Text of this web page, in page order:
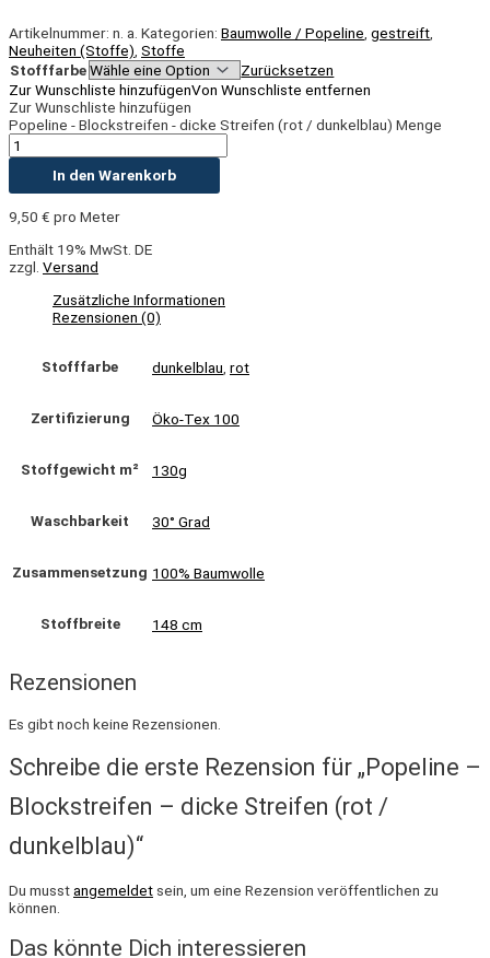
Artikelnummer: n. a. Kategorien: Baumwolle / Popeline gestreift
Neuheiten (Stoffe) Stoffe
Stofffarbe
Zurücksetzen
Zur Wunschliste hinzufügenVon Wunschliste entfernen
Zur Wunschliste hinzufügen
Popeline - Blockstreifen - dicke Streifen (rot / dunkelblau) Menge
In den Warenkorb
9,50 € pro Meter
Enthält 19% MwSt. DE
zzgl. Versand
Zusätzliche Informationen
Rezensionen (0)
Stofffarbe dunkelblau rot
Zertifizierung Öko-Tex 100
Stoffgewicht m² 130g
Waschbarkeit 30° Grad
Zusammensetzung 100% Baumwolle
Stoffbreite 148 cm
Rezensionen
Es gibt noch keine Rezensionen.
Schreibe die erste Rezension für „Popeline –
Blockstreifen – dicke Streifen (rot /
dunkelblau)“
Du musstangemeldet sein, um eine Rezension veröffentlichen zu
können.
Das könnte Dich interessieren